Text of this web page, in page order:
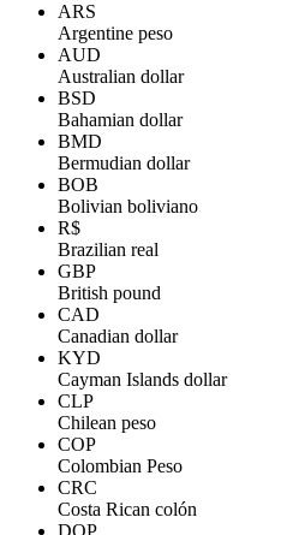
ARS
Argentine peso
AUD
Australian dollar
BSD
Bahamian dollar
BMD
Bermudian dollar
BOB
Bolivian boliviano
R$
Brazilian real
GBP
British pound
CAD
Canadian dollar
KYD
Cayman Islands dollar
CLP
Chilean peso
COP
Colombian Peso
CRC
Costa Rican colón
DOP